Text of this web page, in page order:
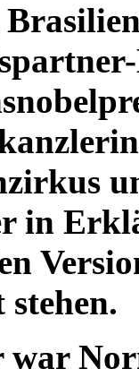
in
war